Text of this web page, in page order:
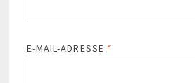
E-MAIL-ADRESSE *